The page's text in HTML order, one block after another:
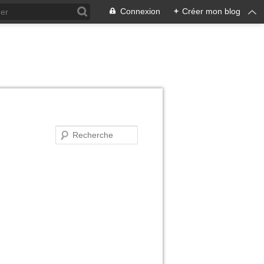
Connexion + Créer mon blog